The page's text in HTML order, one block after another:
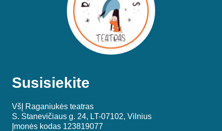
Susisiekite
VšĮ Raganiukės teatras
S. Stanevičiaus g. 24, LT-07102, Vilnius
Įmonės kodas 123819077